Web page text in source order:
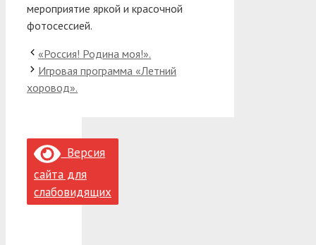
мероприятие яркой и красочной
фотосессией.
«Россия! Родина моя!».
Игровая программа «Летний
хоровод».
Версия
сайта для
слабовидящих